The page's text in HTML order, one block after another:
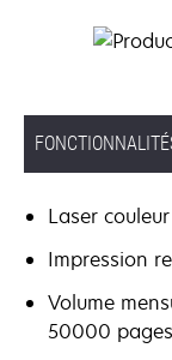
Laser couleur
Impression
Volume
50000 pages